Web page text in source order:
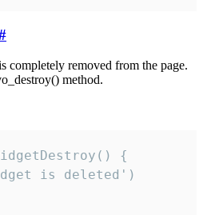
completely removed from the page.
method.
{
is deleted')